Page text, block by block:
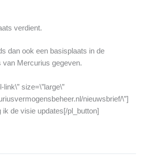
verdient.
dan ook een basisplaats in de
van Mercurius gegeven.
link\” size=\”large\”
nieuwsbrief/\”]
de visie updates[/pl_button]